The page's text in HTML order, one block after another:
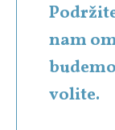
nam
volite.